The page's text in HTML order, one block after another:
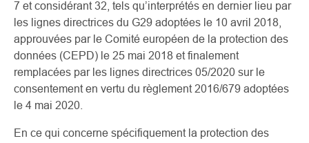
7 et considérant 32, tels qu’interprétés en dernier lieu par
les lignes directrices du G29 adoptées le 10 avril 2018,
approuvées par le Comité européen de la protection des
données (CEPD) le 25 mai 2018 et finalement
remplacées par les lignes directrices 05/2020 sur le
consentement en vertu du règlement 2016/679 adoptées
le 4 mai 2020.
En ce qui concerne spécifiquement la protection des